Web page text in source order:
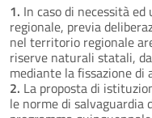
1. In caso di necessità
regionale, previa
nel territorio regionale
riserve naturali statali,
mediante la fissazione di
2. La proposta di
le norme di salvaguardia